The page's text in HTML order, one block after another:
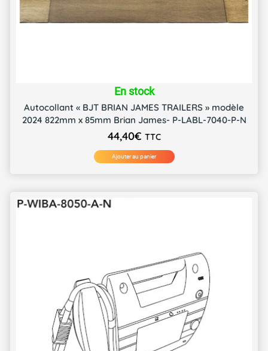
En stock
Autocollant « BJT BRIAN JAMES TRAILERS » modèle
2024 822mm x 85mm Brian James- P-LABL-7040-P-N
44,40€ TTC
Ajouter au panier